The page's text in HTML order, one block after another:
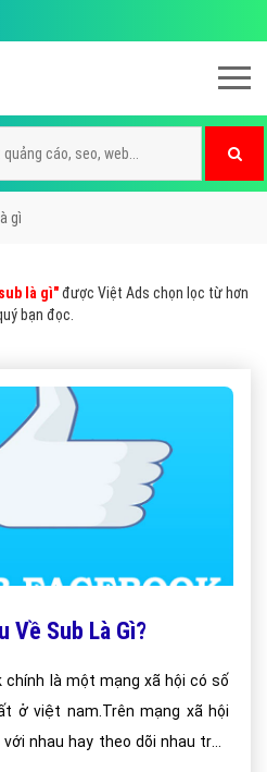
gì
là gì"được Việt Ads chọn lọc từ hơn
bạn đọc.
Về Sub Là Gì?
chính là một mạng xã hội có số
ở việt nam.Trên mạng xã hội
nhau hay theo dõi nhau trên